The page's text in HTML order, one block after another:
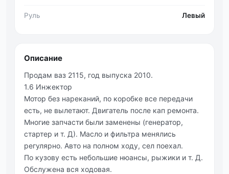
Руль Левый
Описание
Продам ваз 2115, год выпуска 2010.
1.6 Инжектор
Мотор без нареканий, по коробке все передачи
есть, не вылетают. Двигатель после кап ремонта.
Многие запчасти были заменены (генератор,
стартер и т. Д). Масло и фильтра менялись
регулярно. Авто на полном ходу, сел поехал.
По кузову есть небольшие нюансы, рыжики и т. Д.
Обслужена вся ходовая.